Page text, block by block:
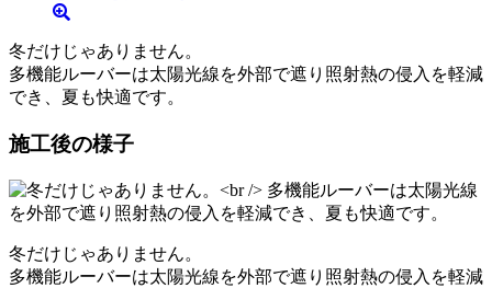
冬だけじゃありません。
多機能ルーバーは太陽光線を外部で遮り照射熱の侵入を軽減
でき、夏も快適です。
施工後の様子
冬だけじゃありません。
多機能ルーバーは太陽光線を外部で遮り照射熱の侵入を軽減